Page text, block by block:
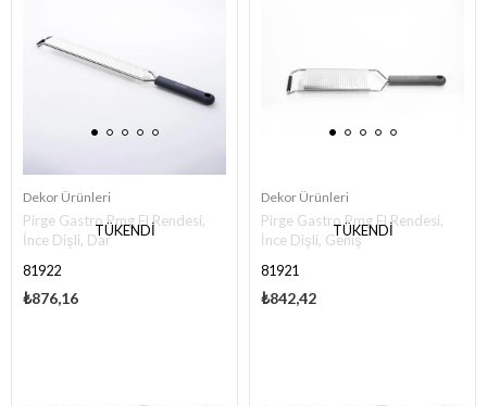
TÜKENDI
Dekor Ürünleri
Pirge Gastro Pmg El Rendesi,
İnce Dişli, Dar
81922
₺876,16
TÜKENDI
Dekor Ürünleri
Pirge Gastro Pmg El Rendesi,
İnce Dişli, Geniş
81921
₺842,42